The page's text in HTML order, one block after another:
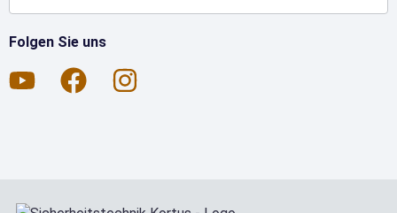
Folgen Sie uns